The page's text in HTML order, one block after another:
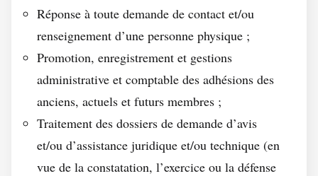
Réponse à toute demande de contact et/ou
renseignement d’une personne physique ;
Promotion, enregistrement et gestions
administrative et comptable des adhésions des
anciens, actuels et futurs membres ;
Traitement des dossiers de demande d’avis
et/ou d’assistance juridique et/ou technique (en
vue de la constatation, l’exercice ou la défense